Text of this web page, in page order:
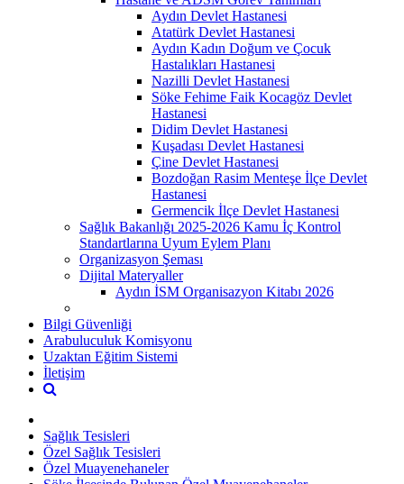
Aydın Devlet Hastanesi
Atatürk Devlet Hastanesi
Aydın Kadın Doğum ve Çocuk
Hastalıkları Hastanesi
Nazilli Devlet Hastanesi
Söke Fehime Faik Kocagöz Devlet
Hastanesi
Didim Devlet Hastanesi
Kuşadası Devlet Hastanesi
Çine Devlet Hastanesi
Bozdoğan Rasim Menteşe İlçe Devlet
Hastanesi
Germencik İlçe Devlet Hastanesi
Sağlık Bakanlığı 2025-2026 Kamu İç Kontrol
Standartlarına Uyum Eylem Planı
Organizasyon Şeması
Dijital Materyaller
Aydın İSM Organisazyon Kitabı 2026
Bilgi Güvenliği
Arabuluculuk Komisyonu
Uzaktan Eğitim Sistemi
İletişim
Sağlık Tesisleri
Özel Sağlık Tesisleri
Özel Muayenehaneler